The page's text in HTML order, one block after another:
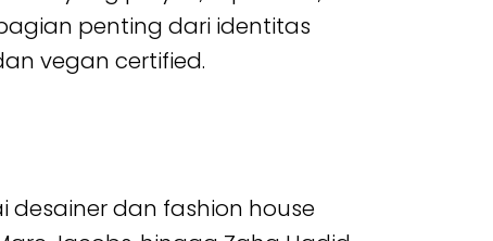
penting dari identitas
vegan certified.
dan fashion house